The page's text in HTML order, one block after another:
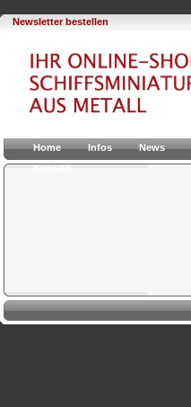
Newsletter bestellen
Home Infos News
Kontakt